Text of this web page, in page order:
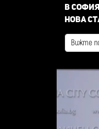
в
нова
Вижте